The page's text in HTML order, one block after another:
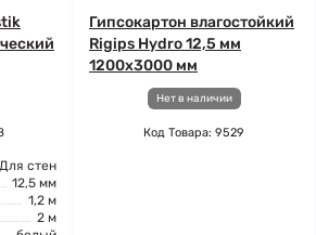
Для стен
12,5 мм
1,2 м
2 м
Гипсокартон влагостойкий
Rigips Hydro 12,5 мм
1200x3000 мм
Нет в наличии
Код Товара: 9529